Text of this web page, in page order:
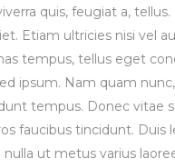
quis, feugiat a,
Etiam ultricies nisi vel
tempus, tellus eget
ipsum. Nam quam
tempus. Donec vitae
faucibus tincidunt. Duis
nulla ut metus varius